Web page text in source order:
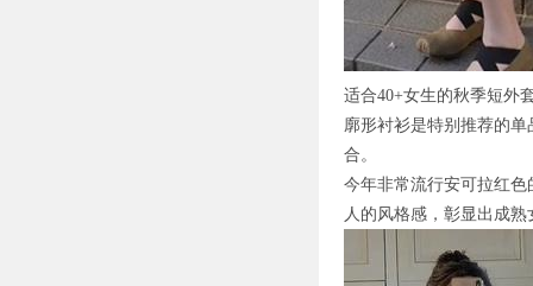
适合40+女生的秋季短外
廓形衬衫是特别推荐的
合。
今年非常流行安可拉红
人的风格感，彰显出成